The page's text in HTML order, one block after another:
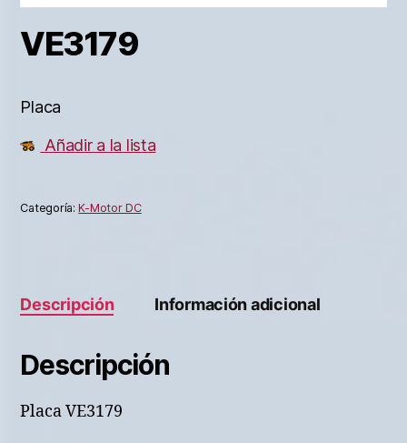
VE3179
Placa
Añadir a la lista
Categoría:K-Motor DC
Descripción Información adicional
Descripción
Placa VE3179